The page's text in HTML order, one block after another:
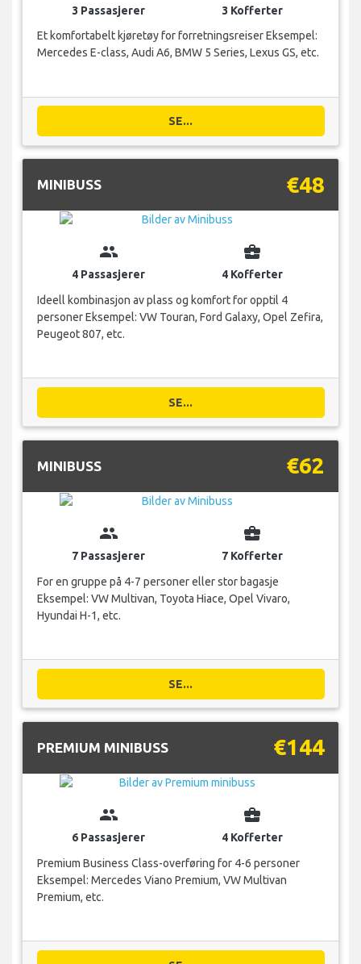
3 Passasjerer
3 Kofferter
Et komfortabelt kjøretøy for forretningsreiser Eksempel:
Mercedes E-class, Audi A6, BMW 5 Series, Lexus GS, etc.
SE...
MINIBUSS €48
group
4 Passasjerer
business_center
4 Kofferter
Ideell kombinasjon av plass og komfort for opptil 4
personer Eksempel: VW Touran, Ford Galaxy, Opel Zefira,
Peugeot 807, etc.
SE...
MINIBUSS €62
group
7 Passasjerer
business_center
7 Kofferter
For en gruppe på 4-7 personer eller stor bagasje
Eksempel: VW Multivan, Toyota Hiace, Opel Vivaro,
Hyundai H-1, etc.
SE...
PREMIUM MINIBUSS €144
group
6 Passasjerer
business_center
4 Kofferter
Premium Business Class-overføring for 4-6 personer
Eksempel: Mercedes Viano Premium, VW Multivan
Premium, etc.